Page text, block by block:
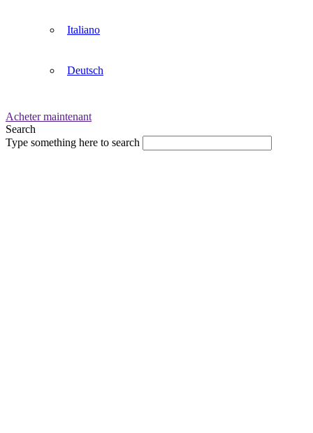
Italiano
Deutsch
Acheter maintenant
Search
Type something here to search